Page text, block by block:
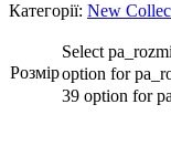
Категорії: New
Розмiр
Select
option for
39 option for